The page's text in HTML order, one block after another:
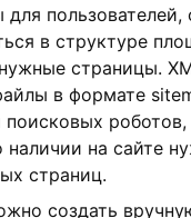
для
в структуре
страницы.
в формате
поисковых
на сайте
страниц.
создать